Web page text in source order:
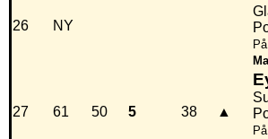
26 NY
27 61 50 5 38 ▲